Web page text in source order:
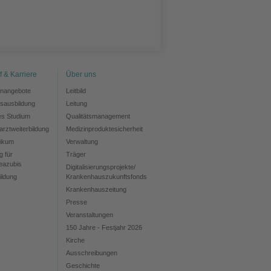
& Karriere
Studium
für
Über uns
Leitbild
Leitung
Qualitätsmanagement
Medizinproduktesicherheit
Verwaltung
Träger
Digitalisierungsprojekte/
Krankenhauszukunftsfonds
Krankenhauszeitung
Presse
Veranstaltungen
150 Jahre - Festjahr 2026
Kirche
Ausschreibungen
Geschichte